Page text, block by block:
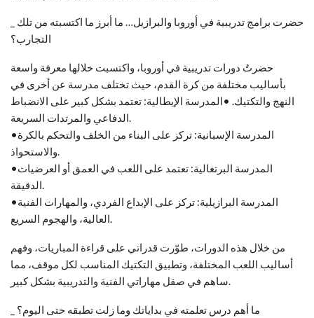
التجارب؟
حضرتُ دورات تدريبية في أوروبا، واكتسبت خلالها معرفة واسعة
بأساليب مختلفة من كرة القدم، حيث تختلف مدرسة عن أخرى في
النهج والتكتيك. •المدرسة الإيطالية: تعتمد بشكل كبير على الانضباط
الدفاعي والمرتدات السريعة.
•المدرسة الإسبانية: تركز على البناء من الخلف والتحكم بالكرة
والاستحواذ.
•المدرسة البرتغالية: تعتمد على اللعب في العمق أو العرضيات
الدقيقة.
•المدرسة البرازيلية: تركز على الإبداع الفردي، والمهارات الفنية
العالية، والهجوم السريع.
من خلال هذه الدورات، طوّرت قدراتي على قراءة المباريات، وفهم
أساليب اللعب المختلفة، وتطبيق التكتيك المناسب لكل موقف، مما
ساهم في صقل مهاراتي الفنية والتدريبية بشكل كبير.
_ ما أهم درس تعلمته في بداياتك وما زلت تطبقه حتى اليوم؟